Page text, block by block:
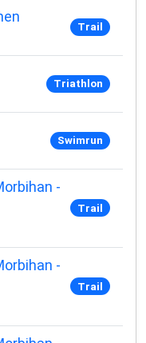
Trail
Triathlon
Swimrun
-
Trail
-
Trail